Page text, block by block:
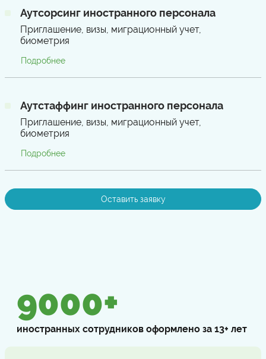
Аутсорсинг иностранного персонала
Приглашение, визы, миграционный учет,
биометрия
Подробнее
Аутстаффинг иностранного персонала
Приглашение, визы, миграционный учет,
биометрия
Подробнее
Оставить заявку
9000+
иностранных сотрудников оформлено за 13+ лет